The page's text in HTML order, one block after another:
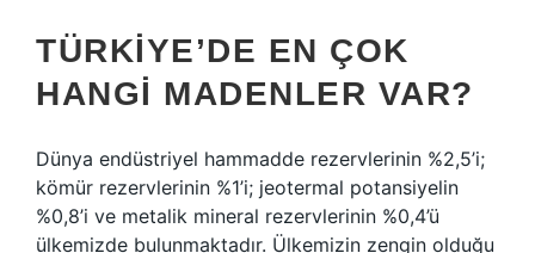
TÜRKIYE’DE EN ÇOK
HANGI MADENLER VAR?
Dünya endüstriyel hammadde rezervlerinin %2,5’i;
kömür rezervlerinin %1’i; jeotermal potansiyelin
%0,8’i ve metalik mineral rezervlerinin %0,4’ü
ülkemizde bulunmaktadır. Ülkemizin zengin olduğu